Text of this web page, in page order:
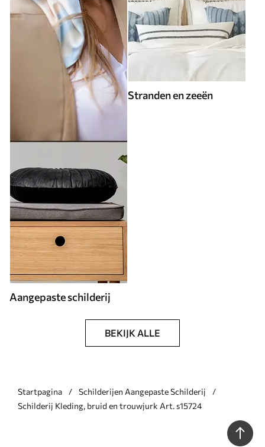
Aangepaste schilderij
Stranden en zeeën
BEKIJK ALLE
Startpagina
Schilderijen Aangepaste Schilderij
Schilderij Kleding, bruid en trouwjurk Art. s15724